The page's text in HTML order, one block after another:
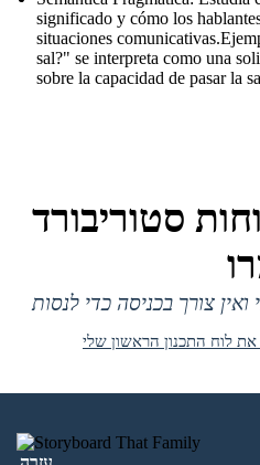
significado y cómo los
situaciones
sal?" se interpreta como una
sobre la capacidad de pasar la
סטוריבורד
את לוח התכנון הראשון שלי